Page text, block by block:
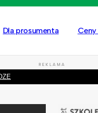
Dla prosumenta Ceny
REKLAMA